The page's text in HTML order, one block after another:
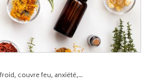
couvre feu, anxiété,...